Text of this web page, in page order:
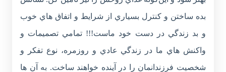
بده ساختن و کنترل بسياري از شرايط و اتفاق هاي خوب
و بد زندگي در دست خود ماست!!! تمامي تصميمات و
واکنش هاي ما در زندگي عادي و روزمره، نوع تفکر و
شخصيت فرزندانمان را در آينده خواهند ساخت. به آن ها